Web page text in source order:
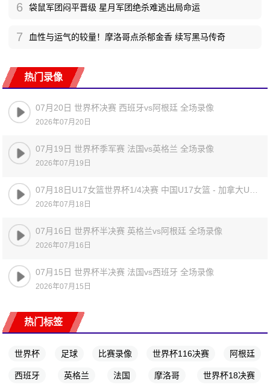
6 袋鼠军团闷平晋级 星月军团绝杀难逃出局命运
7 血性与运气的较量！摩洛哥点杀郁金香 续写黑马传奇
热门录像
07月20日 世界杯决赛 西班牙vs阿根廷 全场录像
2026年07月20日
07月19日 世界杯季军赛 法国vs英格兰 全场录像
2026年07月19日
2026年07月18日
07月16日 世界杯半决赛 英格兰vs阿根廷 全场录像
2026年07月16日
07月15日 世界杯半决赛 法国vs西班牙 全场录像
2026年07月15日
热门标签
世界杯 足球 比赛录像 世界杯116决赛 阿根廷
西班牙 英格兰 法国 摩洛哥 世界杯18决赛